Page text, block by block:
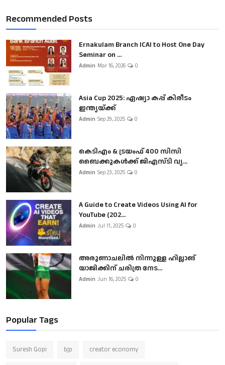
Recommended Posts
Ernakulam Branch ICAI to Host One Day
Seminar on ...
Admin Mar 16, 2026 0
Asia Cup 2025: ഏഷ്യാ കപ്പ് കിരീടം
ഇന്ത്യയ്ക്ക്
Admin Sep 29, 2025 0
കെടിഎം & ട്രയംഫ് 400 സിസി
ബൈക്കുകൾക്ക് ജിഎസ്ടി വ്യ...
Admin Sep 23, 2025 0
A Guide to Create Videos Using AI for
YouTube (202...
Admin Jul 11, 2025 0
അരുണാചലിൽ നിന്നുള്ള ഹില്ലാങ്
യാജിക്കിന് ചരിത്ര നേട...
Admin Jun 16, 2025 0
Popular Tags
Suresh Gopi bjp creator economy